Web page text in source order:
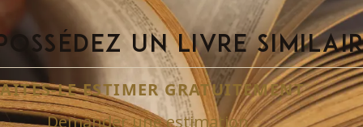
UN LIVRE
LE ESTIMER GRATUITEMENT
Demander une estimation